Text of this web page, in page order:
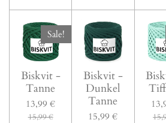
Sale!
Biskvit -
Tanne
13,99 €
15,99 €
Biskvit -
Dunkel
Tanne
15,99 €